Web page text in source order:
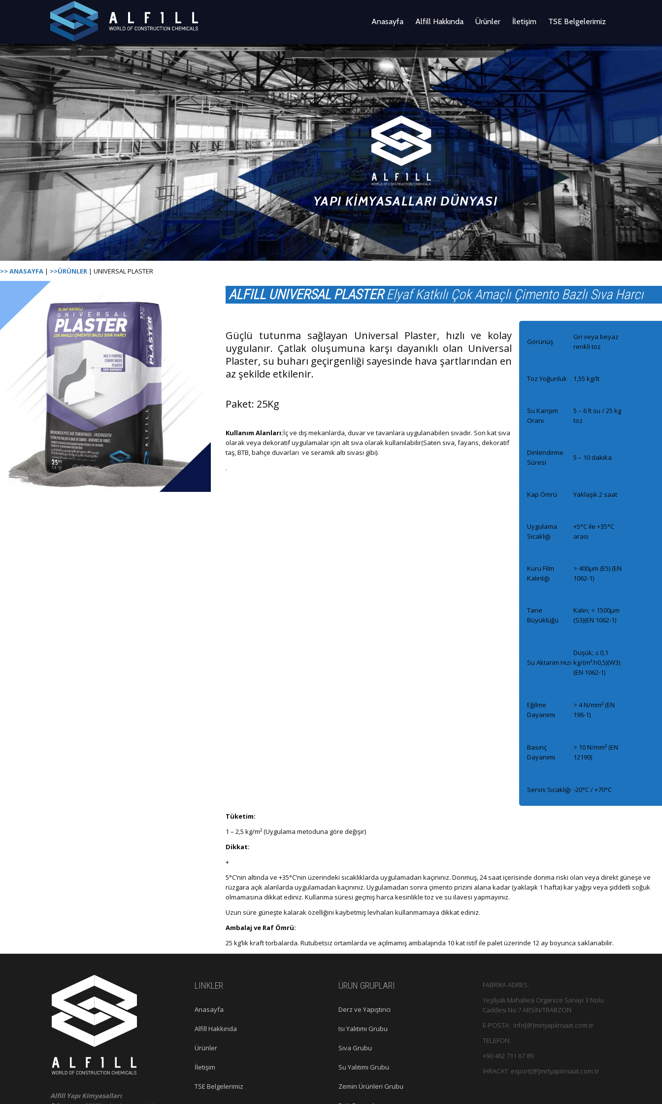
Anasayfa Alfill Hakkında Ürünler İletişim TSE Belgelerimiz
YAPI KİMYASALLARI DÜNYASI
>> ANASAYFA | >>ÜRÜNLER | UNIVERSAL PLASTER
ALFILL UNIVERSAL PLASTERElyaf Katkılı Çok Amaçlı Çimento Bazlı Sıva Harcı
Güçlü tutunma sağlayan Universal Plaster, hızlı ve kolay
uygulanır. Çatlak oluşumuna karşı dayanıklı olan Universal
Plaster, su buharı geçirgenliği sayesinde hava şartlarından en
az şekilde etkilenir.
Paket: 25Kg
Kullanım Alanları:İç ve dış mekanlarda, duvar ve tavanlara uygulanabilen sıvadır. Son kat sıva
olarak veya dekoratif uygulamalar için alt sıva olarak kullanılabilir(Saten sıva, fayans, dekoratif
taş, BTB, bahçe duvarları ve seramik altı sıvası gibi).
.
Görünüş
Gri veya beyaz
renkli toz
Toz Yoğunluk 1,55 kg/lt
Su Karışım
Oranı
5 – 6 lt su / 25 kg
toz
Dinlendirme
Süresi
5 – 10 dakika
Kap Ömrü Yaklaşık 2 saat
Uygulama
Sıcaklığı
+5°C ile +35°C
arası
Kuru Film
Kalınlığı
> 400μm (E5) (EN
1062-1)
Tane
Büyüklüğü
Kalın; < 1500μm
(S3)(EN 1062-1)
Su Aktarım Hızı
Düşük; ≤ 0,1
kg/(m².h0,5)(W3)
(EN 1062-1)
Eğilme
Dayanımı
> 4 N/mm² (EN
196-1)
Basınç
Dayanımı
> 10 N/mm² (EN
12190)
Servis Sıcaklığı -20°C / +70°C
Tüketim:
1 – 2,5 kg/m² (Uygulama metoduna göre değişir)
Dikkat:
+
5°C’nin altında ve +35°C’nin üzerindeki sıcaklıklarda uygulamadan kaçınınız. Donmuş, 24 saat içerisinde donma riski olan veya direkt güneşe ve
rüzgara açık alanlarda uygulamadan kaçınınız. Uygulamadan sonra çimento prizini alana kadar (yaklaşık 1 hafta) kar yağışı veya şiddetli soğuk
olmamasına dikkat ediniz. Kullanma süresi geçmiş harca kesinlikle toz ve su ilavesi yapmayınız.
Uzun süre güneşte kalarak özelliğini kaybetmiş levhaları kullanmamaya dikkat ediniz.
Ambalaj ve Raf Ömrü:
25 kg’lık kraft torbalarda. Rutubetsiz ortamlarda ve açılmamış ambalajında 10 kat istif ile palet üzerinde 12 ay boyunca saklanabilir.
Alfill Yapı Kimyasalları
LINKLER
Anasayfa
Alfill Hakkında
Ürünler
İletişim
TSE Belgelerimiz
ÜRÜN GRUPLARI
Derz ve Yapıştırıcı
Isı Yalıtımı Grubu
Sıva Grubu
Su Yalıtımı Grubu
Zemin Ürünleri Grubu
FABRİKA ADRES:
Yeşilyalı Mahallesi Organize Sanayi 3 Nolu
Caddesi No:7 ARSİN/TRABZON
E-POSTA: info[@]mrtyapiinsaat.com.tr
TELEFON:
+90 462 711 67 89
İHRACAT: export[@]mrtyapiinsaat.com.tr